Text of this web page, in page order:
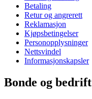
Betaling
Retur og angrerett
Reklamasjon
Kjøpsbetingelser
Personopplysninger
Nettsvindel
Informasjonskapsler
Bonde og bedrift